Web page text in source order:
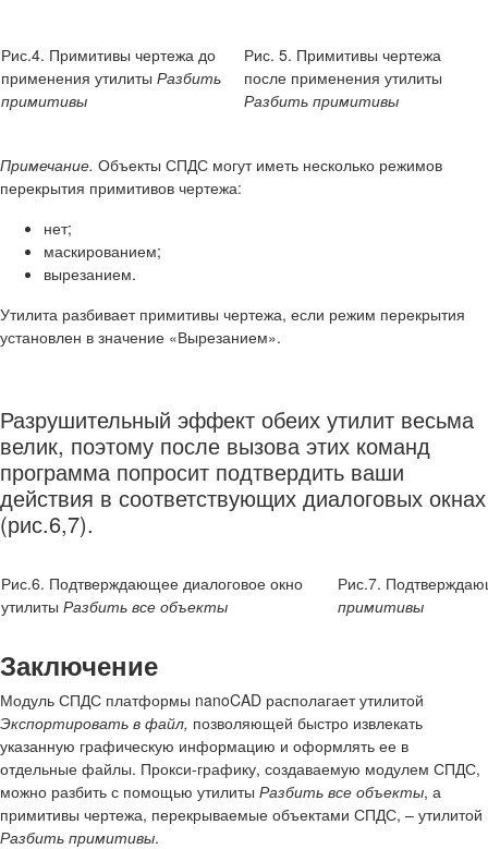
Рис.4. Примитивы чертежа до
применения утилиты Разбить
примитивы
Рис. 5. Примитивы чертежа
после применения утилиты
Разбить примитивы
Примечание. Объекты СПДС могут иметь несколько режимов
перекрытия примитивов чертежа:
нет;
маскированием;
вырезанием.
Утилита разбивает примитивы чертежа, если режим перекрытия
установлен в значение «Вырезанием».
Разрушительный эффект обеих утилит весьма
велик, поэтому после вызова этих команд
программа попросит подтвердить ваши
действия в соответствующих диалоговых окнах
(рис.6,7).
Рис.6. Подтверждающее диалоговое окно
утилиты Разбить все объекты
Рис.7.
примитивы
Заключение
Модуль СПДС платформы nanoCAD располагает утилитой
Экспортировать в файл, позволяющей быстро извлекать
указанную графическую информацию и оформлять ее в
отдельные файлы. Прокси-графику, создаваемую модулем СПДС,
можно разбить с помощью утилиты Разбить все объекты, а
примитивы чертежа, перекрываемые объектами СПДС, – утилитой
Разбить примитивы.